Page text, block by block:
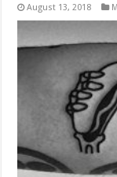
August 13, 2018